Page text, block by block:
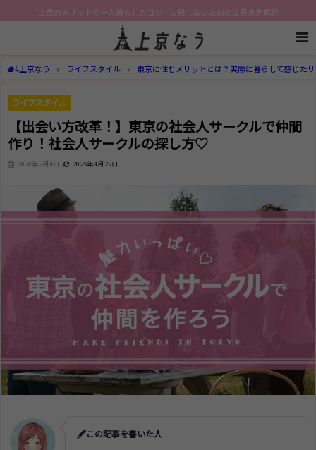
上京のメリットや一人暮らしのコツ・失敗しないための注意点を解説
#上京なう ライフスタイル 東京に住むメリットとは？実際に暮らして感じた
ライフスタイル
【出会い方改革！】東京の社会人サークルで仲間
作り！社会人サークルの探し方♡
2020年2月4日 2025年4月22日
🖋この記事を書いた人